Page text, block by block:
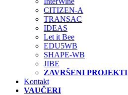
CITIZEN-A
TRANSAC
IDEAS
Let it Bee
EDU5WB
SHAPE-WB
JIBE
ZAVRŠENI PROJEKTI
Kontakt
VAUČERI